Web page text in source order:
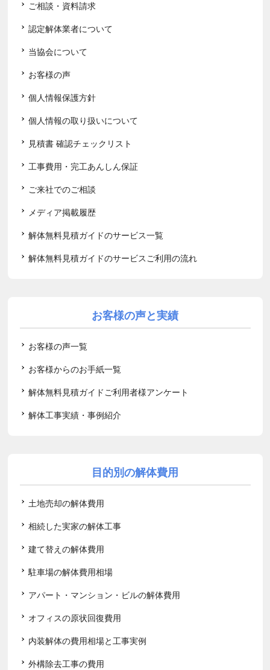
ご相談・資料請求
認定解体業者について
当協会について
お客様の声
個人情報保護方針
個人情報の取り扱いについて
見積書 確認チェックリスト
工事費用・完工あんしん保証
ご来社でのご相談
メディア掲載履歴
解体無料見積ガイドのサービス一覧
解体無料見積ガイドのサービスご利用の流れ
お客様の声と実績
お客様の声一覧
お客様からのお手紙一覧
解体無料見積ガイドご利用者様アンケート
解体工事実績・事例紹介
目的別の解体費用
土地売却の解体費用
相続した実家の解体工事
建て替えの解体費用
駐車場の解体費用相場
アパート・マンション・ビルの解体費用
オフィスの原状回復費用
内装解体の費用相場と工事実例
外構除去工事の費用